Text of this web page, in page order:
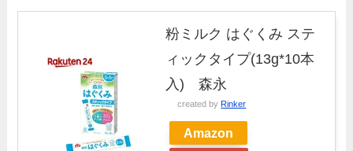
粉ミルク はぐくみ ステ
ィックタイプ(13g*10本
入) 森永
created byRinker
Amazon